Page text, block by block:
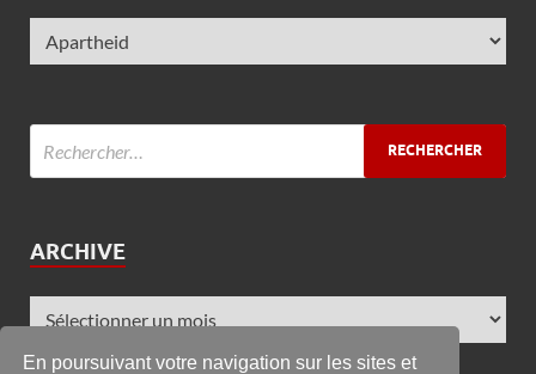
En poursuivant votre navigation sur les sites et
ARCHIVE